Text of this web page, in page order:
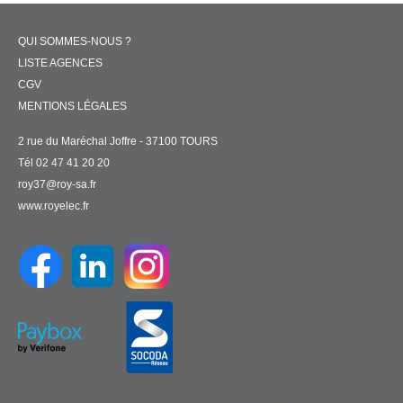
QUI SOMMES-NOUS ?
LISTE AGENCES
CGV
MENTIONS LÉGALES
2 rue du Maréchal Joffre - 37100 TOURS
Tél 02 47 41 20 20
roy37@roy-sa.fr
www.royelec.fr